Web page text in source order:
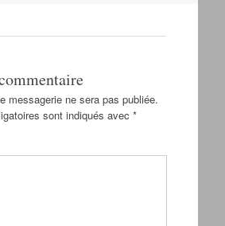
messagerie ne sera pas publiée.
sont indiqués avec *